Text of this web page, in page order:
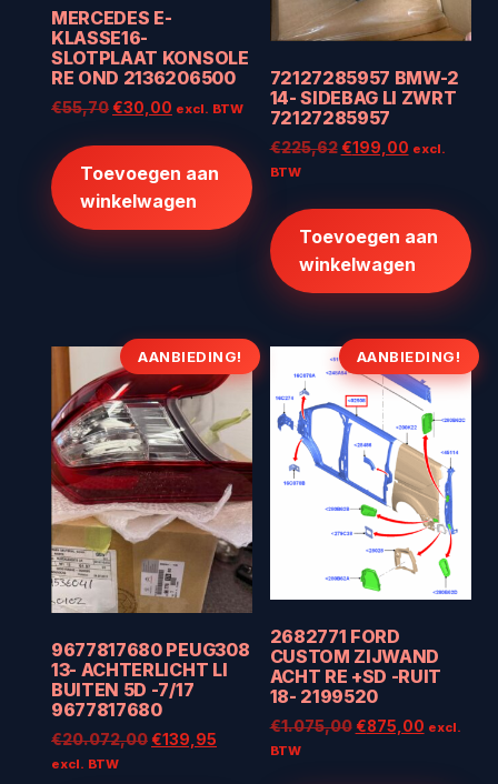
MERCEDES E-
KLASSE16-
SLOTPLAAT KONSOLE
RE OND 2136206500
€55,70Oorspronkelijke
€55,70.
€30,00 Huidige
€30,00.
excl. BTW
Toevoegen aan
winkelwagen
72127285957 BMW-2
14- SIDEBAG LI ZWRT
72127285957
€225,62 Oorspronkelijke
€199,00Huidige
€199,00.
excl.
BTW
Toevoegen aan
winkelwagen
AANBIEDING!
9677817680 PEUG308
13- ACHTERLICHT LI
BUITEN 5D -7/17
9677817680
€20.072,00Oorspronkelijke
€139,95
excl. BTW
AANBIEDING!
2682771 FORD
CUSTOM ZIJWAND
ACHT RE +SD -RUIT
18- 2199520
€1.075,00 Oorspronkelijke
€875,00Huidige
excl.
BTW